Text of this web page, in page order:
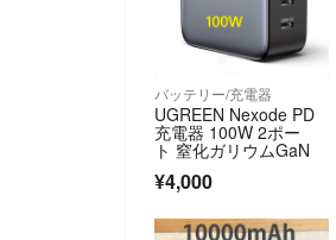
バッテリー/充電器
UGREEN Nexode PD
充電器 100W 2ポー
ト 窒化ガリウムGaN
¥4,000